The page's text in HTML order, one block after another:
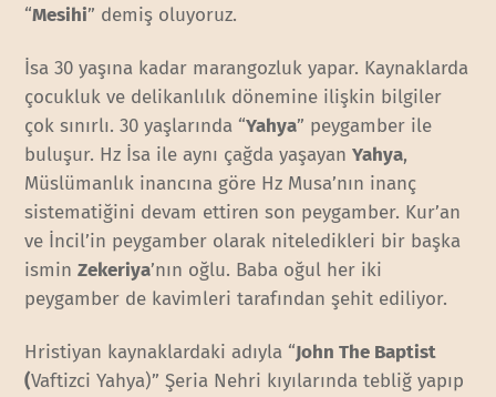
“Mesihi” demiş oluyoruz.
İsa 30 yaşına kadar marangozluk yapar. Kaynaklarda
çocukluk ve delikanlılık dönemine ilişkin bilgiler
çok sınırlı. 30 yaşlarında “Yahya” peygamber ile
buluşur. Hz İsa ile aynı çağda yaşayanYahya,
Müslümanlık inancına göre Hz Musa’nın inanç
sistematiğini devam ettiren son peygamber. Kur’an
ve İncil’in peygamber olarak niteledikleri bir başka
isminZekeriya’nın oğlu. Baba oğul her iki
peygamber de kavimleri tarafından şehit ediliyor.
Hristiyan kaynaklardaki adıyla “John The Baptist
(Vaftizci Yahya)” Şeria Nehri kıyılarında tebliğ yapıp